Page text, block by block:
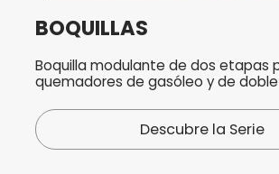
BOQUILLAS
Boquilla modulante de dos etapas
quemadores de gasóleo y de
Descubre la Serie